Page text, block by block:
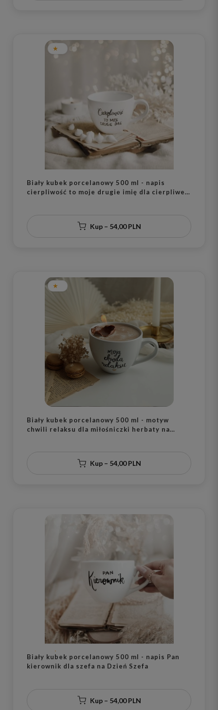
Biały kubek porcelanowy 500 ml - napis
cierpliwość to moje drugie imię dla cierpliwej
Kup – 54,00 PLN
Biały kubek porcelanowy 500 ml - motyw
chwili relaksu dla miłośniczki herbaty na
Kup – 54,00 PLN
Biały kubek porcelanowy 500 ml - napis Pan
kierownik dla szefa na Dzień Szefa
Kup – 54,00 PLN